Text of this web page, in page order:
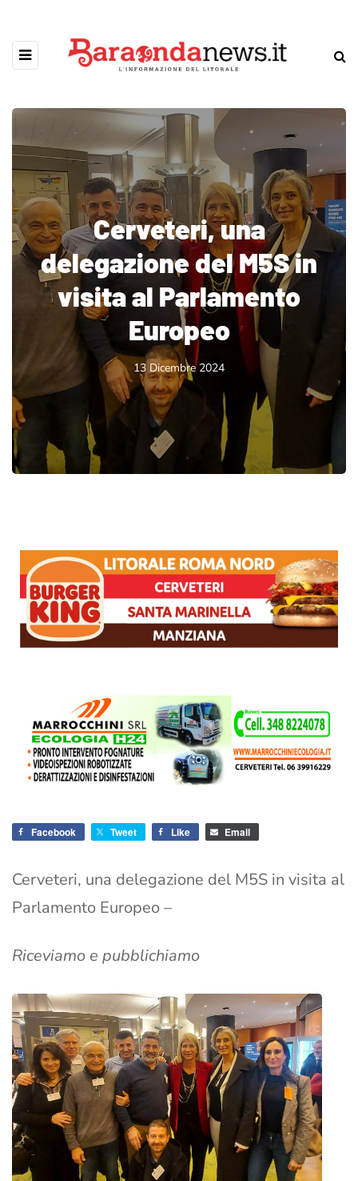
Cerveteri, una
delegazione del M5S in
visita al Parlamento
Europeo
13 Dicembre 2024
Facebook Tweet Like Email
Cerveteri, una delegazione del M5S in visita al
Parlamento Europeo –
Riceviamo e pubblichiamo